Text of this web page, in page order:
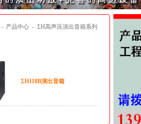
- 产品中心 - ΣH高声压演出音箱系列
ΣH118B演出音箱